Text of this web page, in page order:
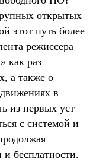
открытых
этот путь более
режиссера
как раз
а также о
в
из первых уст
с системой и
бесплатности.